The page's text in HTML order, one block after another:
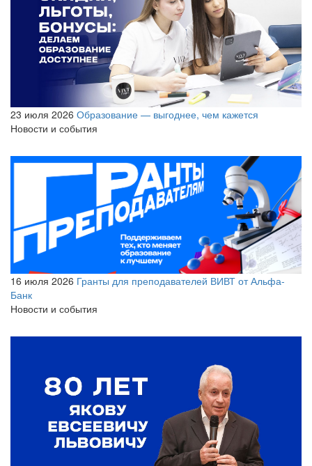
23 июля 2026 Образование — выгоднее, чем кажется
Новости и события
16 июля 2026 Гранты для преподавателей ВИВТ от Альфа-
Банк
Новости и события